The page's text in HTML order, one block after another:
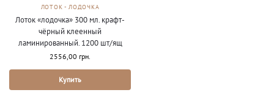
ЛОТОК - ЛОДОЧКА
Лоток «лодочка» 300 мл. крафт-
чёрный клеенный
ламинированный. 1200 шт/ящ
2556,00 грн.
Купить